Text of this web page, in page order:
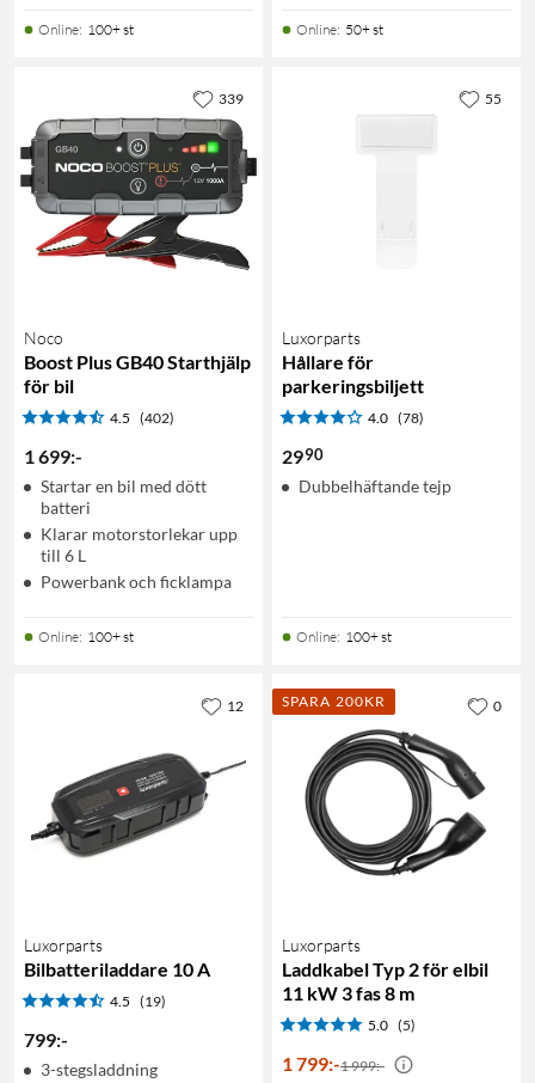
Online: 100+ st Online: 50+ st
Noco
Boost Plus GB40 Starthjälp
för bil
4.5 (402)
1 699:-
Startar en bil med dött
batteri
Klarar motorstorlekar upp
till 6 L
Powerbank och ficklampa
Online: 100+ st
339
Luxorparts
Hållare för
parkeringsbiljett
4.0 (78)
2990
Dubbelhäftande tejp
Online: 100+ st
55
Luxorparts
Bilbatteriladdare 10 A
4.5 (19)
799:-
3-stegsladdning
12 SPARA 200KR
Luxorparts
Laddkabel Typ 2 för elbil
11 kW 3 fas 8 m
5.0 (5)
1 799:-1 999:-
0